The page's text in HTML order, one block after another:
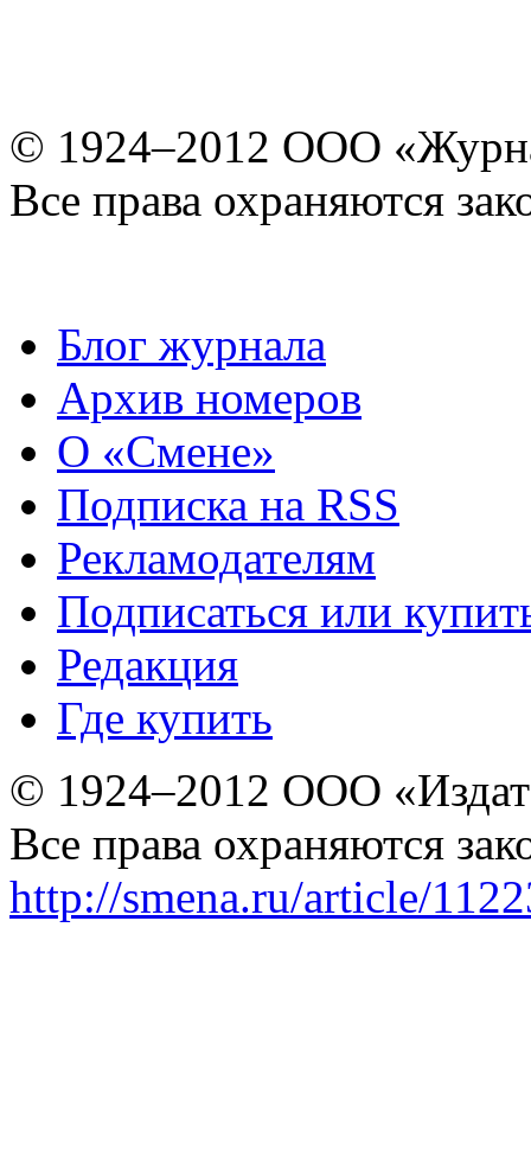
© 1924–2012 ООО
Все права охраняются
Блог журнала
Архив номеров
О «Смене»
Подписка на RSS
Рекламодателям
Подписаться или
Редакция
Где купить
© 1924–2012 ООО
Все права охраняются
http://smena.ru/article/